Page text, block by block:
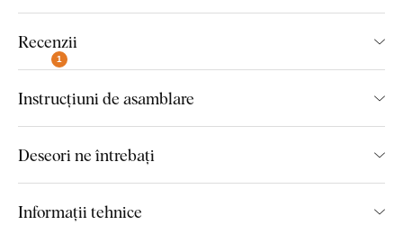
mai avansată tehnologie și vopsele de calitate superioară.
elegantă, ce pune în valoare și mai mult designul.
Recenzii
1
Instrucțiuni de asamblare
Deseori ne întrebați
Informații tehnice